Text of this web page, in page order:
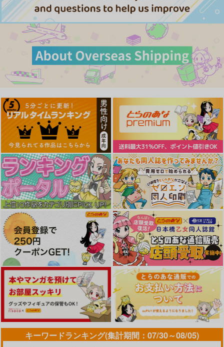
キーワードランキング(集計期間：07/30～08/05)